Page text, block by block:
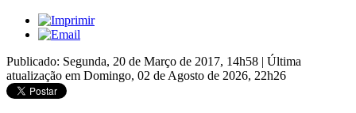
Publicado: Segunda, 20 de Março de 2017, 14h58 | Última
atualização em Domingo, 02 de Agosto de 2026, 22h26